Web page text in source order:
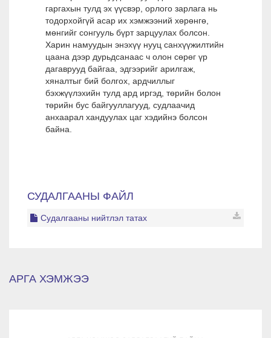
гаргахын тулд эх үүсвэр, орлого зарлага нь
тодорхойгүй асар их хэмжээний хөрөнгө,
мөнгийг сонгууль бүрт зарцуулах болсон.
Харин намуудын энэхүү нууц санхүүжилтийн
цаана дээр дурьдсанаас ч олон сөрөг үр
дагаврууд байгаа, эдгээрийг арилгаж,
хяналтыг бий болгох, ардчиллыг
бэхжүүлэхийн тулд ард иргэд, төрийн болон
төрийн бус байгууллагууд, судлаачид
анхаарал хандуулах цаг хэдийнэ болсон
байна.
СУДАЛГААНЫ ФАЙЛ
Судалгааны нийтлэл татах
АРГА ХЭМЖЭЭ